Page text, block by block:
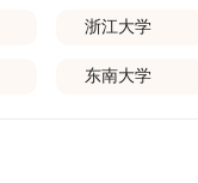
取考核工作由上海交通大学
核形式、内容及流程以学院
学术不端行为者将按有关规定
上海交通大学相关规定执行
供的奖助学金待遇。（三）
进入实验室科研阶段后，由
，满分为100分。评议结果
据材料评议成绩及招生计划
考者须参加学校统一组织的
，成绩合格线为60分。非同等
将对考生的思想品德、专业
行全面考察。复试分为笔试
”，适用于理论经济学与应用经
时，满分100分。面试环节
招生宣传平台，持续推进招生
核”制博士招生，2025年进一
道。在学科专业调整方面，学
源不足专业，将非全日制招
推进急需学科专业建设，陆
学院昆明植物研究所、西双
，探索跨学科、跨机构的研
革与生源质量提升学校建立
浙江大学
东南大学